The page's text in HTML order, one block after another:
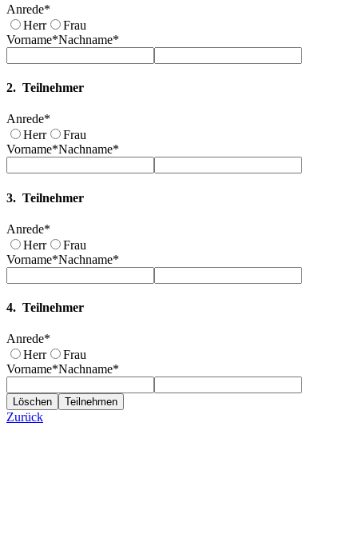
Anrede*
Herr
Frau
Vorname*Nachname*
2. Teilnehmer
Anrede*
Herr
Frau
Vorname*Nachname*
3. Teilnehmer
Anrede*
Herr
Frau
Vorname*Nachname*
4. Teilnehmer
Anrede*
Herr
Frau
Vorname*Nachname*
Löschen Teilnehmen
Zurück